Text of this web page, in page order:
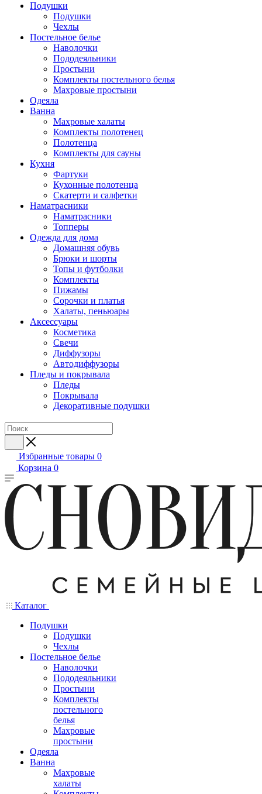
Подушки
Подушки
Чехлы
Постельное белье
Наволочки
Пододеяльники
Простыни
Комплекты постельного белья
Махровые простыни
Одеяла
Ванна
Махровые халаты
Комплекты полотенец
Полотенца
Комплекты для сауны
Кухня
Фартуки
Кухонные полотенца
Скатерти и салфетки
Наматрасники
Наматрасники
Топперы
Одежда для дома
Домашняя обувь
Брюки и шорты
Топы и футболки
Комплекты
Пижамы
Сорочки и платья
Халаты, пеньюары
Аксессуары
Косметика
Свечи
Диффузоры
Автодиффузоры
Пледы и покрывала
Пледы
Покрывала
Декоративные подушки
Избранные товары 0
Корзина 0
Каталог
Подушки
Подушки
Чехлы
Постельное белье
Наволочки
Пододеяльники
Простыни
Комплекты
постельного
белья
Махровые
простыни
Одеяла
Ванна
Махровые
халаты